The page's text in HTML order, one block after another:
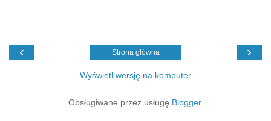
‹ ›
Strona główna
Wyświetl wersję na komputer
Obsługiwane przez usługę Blogger.